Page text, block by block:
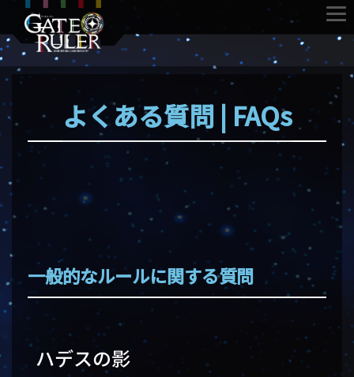
よくある質問 | FAQs
一般的なルールに関する質問
ハデスの影